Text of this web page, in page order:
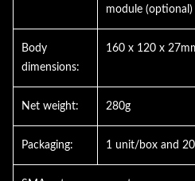
module (optional)
Body
dimensions:
160 x 120 x
Net weight: 280g
Packaging: 1 unit/box and